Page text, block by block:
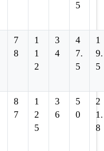
5
7
8
1
1
2
3
4
4
7.
5
1
9.
5
8
7
1
2
5
3
6
5
0
2
1.
8